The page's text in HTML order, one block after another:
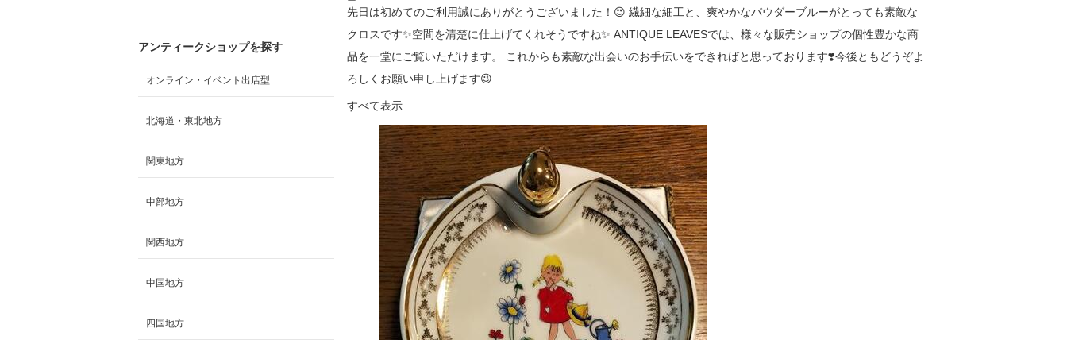
先日は初めてのご利用誠にありがとうございました！😍 繊細な細工と、爽やかなパウダーブルーがとっても素敵な
クロスです✨空間を清楚に仕上げてくれそうですね✨ ANTIQUE LEAVESでは、様々な販売ショップの個性豊かな商
品を一堂にご覧いただけます。 これからも素敵な出会いのお手伝いをできればと思っております❣️今後ともどうぞよ
ろしくお願い申し上げます😉
すべて表示
アンティークショップを探す
オンライン・イベント出店型
北海道・東北地方
関東地方
中部地方
関西地方
中国地方
四国地方